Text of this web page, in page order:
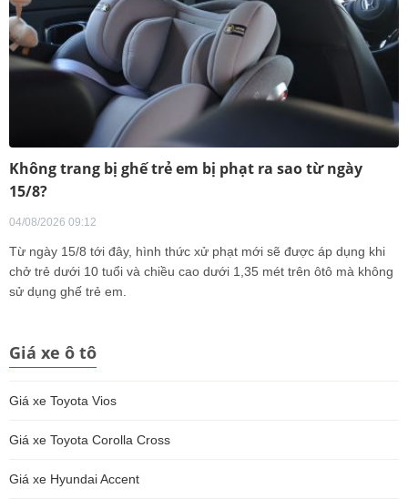
Không trang bị ghế trẻ em bị phạt ra sao từ ngày
15/8?
04/08/2026 09:12
Từ ngày 15/8 tới đây, hình thức xử phạt mới sẽ được áp dụng khi
chở trẻ dưới 10 tuổi và chiều cao dưới 1,35 mét trên ôtô mà không
sử dụng ghế trẻ em.
Giá xe ô tô
Giá xe Toyota Vios
Giá xe Toyota Corolla Cross
Giá xe Hyundai Accent